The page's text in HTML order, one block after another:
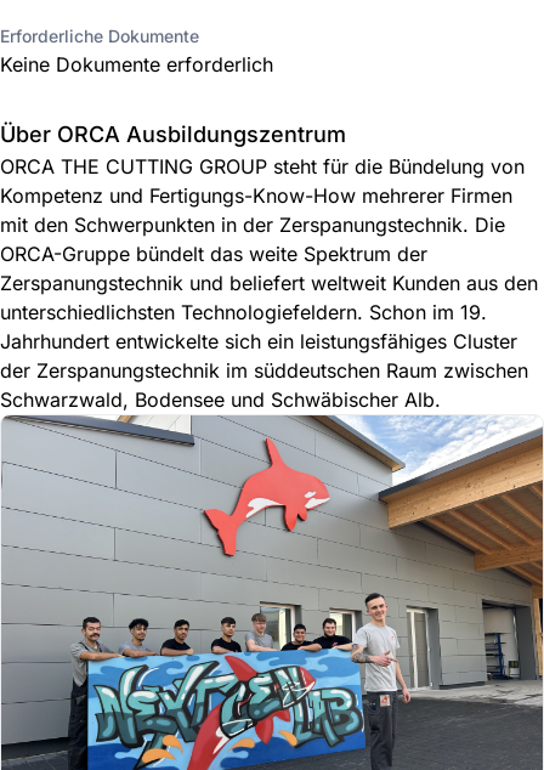
Erforderliche Dokumente
Keine Dokumente erforderlich
Über ORCA Ausbildungszentrum
ORCA THE CUTTING GROUP steht für die Bündelung von
Kompetenz und Fertigungs-Know-How mehrerer Firmen
mit den Schwerpunkten in der Zerspanungstechnik. Die
ORCA-Gruppe bündelt das weite Spektrum der
Zerspanungstechnik und beliefert weltweit Kunden aus den
unterschiedlichsten Technologiefeldern. Schon im 19.
Jahrhundert entwickelte sich ein leistungsfähiges Cluster
der Zerspanungstechnik im süddeutschen Raum zwischen
Schwarzwald, Bodensee und Schwäbischer Alb.